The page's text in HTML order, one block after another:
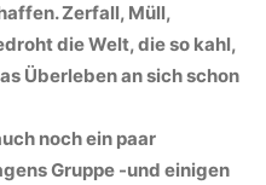
Zerfall, Müll,
die Welt, die so kahl,
Überleben an sich schon
noch ein paar
Gruppe -und einigen